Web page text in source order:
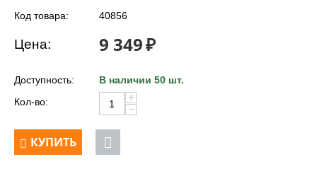
Код товара: 40856
Цена: 9 349₽
Доступность:
В наличии 50 шт.
Кол-во:
+
−
КУПИТЬ